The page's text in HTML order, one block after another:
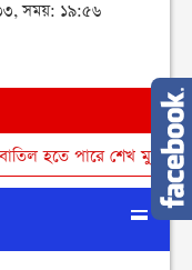
সময়: ১৯:৫৬
শেখ মুজিবুর রহমানের